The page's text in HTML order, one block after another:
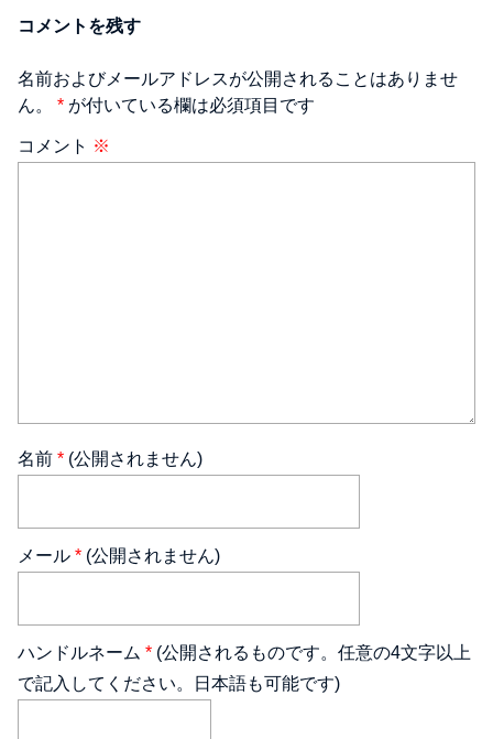
コメントを残す
名前およびメールアドレスが公開されることはありませ
ん。 * が付いている欄は必須項目です
コメント ※
名前 * (公開されません)
メール * (公開されません)
ハンドルネーム * (公開されるものです。任意の4文字以上
で記入してください。日本語も可能です)